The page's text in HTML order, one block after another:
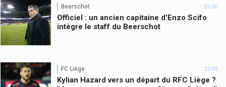
Beerschot 23:00
Officiel : un ancien capitaine d'Enzo Scifo
intègre le staff du Beerschot
FC Liège 22:30
Kylian Hazard vers un départ du RFC Liège ?